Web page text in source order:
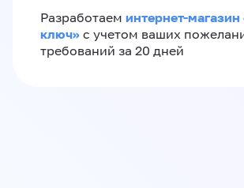
Разработаем интернет-магазин
ключ»‎ с учетом ваших
требований за 20 дней